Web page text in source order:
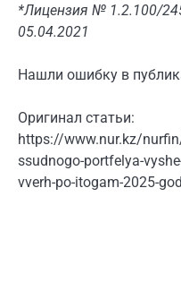
*Лицензия № 1.2.100/
05.04.2021
Нашли ошибку в
Оригинал статьи:
https://www.nur.kz/
ssudnogo-portfelya-
vverh-po-itogam-2025-